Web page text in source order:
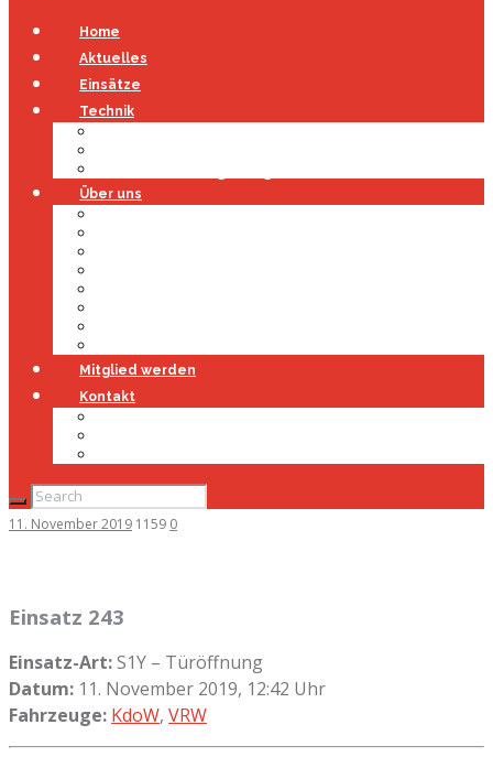
Home
Aktuelles
Einsätze
Technik
Über uns
Mitglied werden
Kontakt
11. November 2019 1159 0
Einsatz 243
Einsatz-Art:S1Y – Türöffnung
Datum: 11. November 2019, 12:42 Uhr
Fahrzeuge: KdoW, VRW